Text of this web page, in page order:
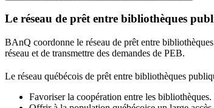
Le réseau de prêt entre bibliothèques
BAnQ coordonne le réseau de prêt entre
réseau et de transmettre des demandes de PEB.
Le réseau québécois de prêt entre bibliothèques
Favoriser la coopération entre les bibliothèques.